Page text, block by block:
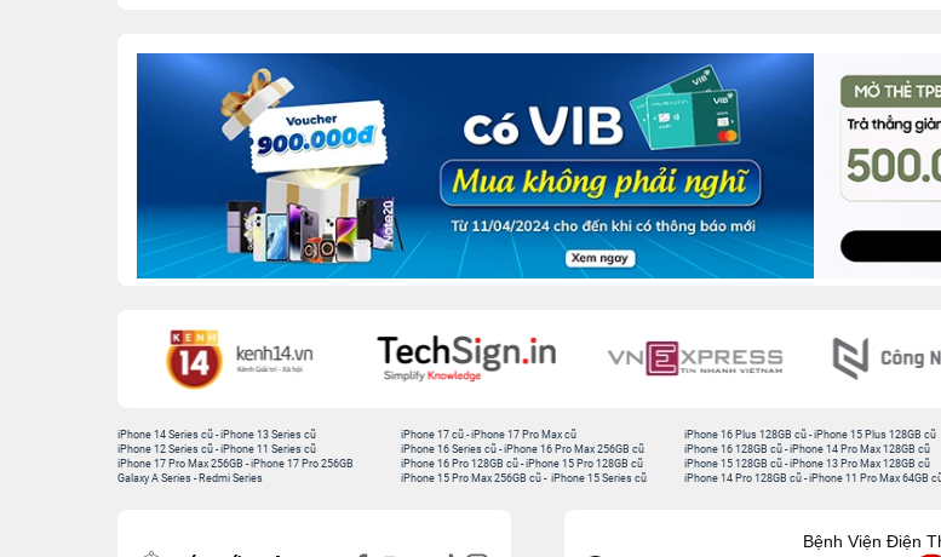
iPhone 14 Series cũ -iPhone 13 Series cũ
iPhone 12 Series cũ -iPhone 11 Series cũ
iPhone 17 Pro Max 256GB -iPhone 17 Pro 256GB
Galaxy A Series - Redmi Series
iPhone 17 cũ -iPhone 17 Pro Max cũ
iPhone 16 Series cũ - iPhone 16 Pro Max 256GB cũ
iPhone 16 Pro 128GB cũ -iPhone 15 Pro 128GB cũ
iPhone 15 Pro Max 256GB cũ - iPhone 15 Series cũ
iPhone 16 Plus 128GB cũ -iPhone 15 Plus 128GB cũ
iPhone 16 128GB cũ -iPhone 14 Pro Max 128GB cũ
iPhone 15 128GB cũ -iPhone 13 Pro Max 128GB cũ
iPhone 14 Pro 128GB cũ -iPhone 11 Pro Max 64GB
Bệnh Viện Điện